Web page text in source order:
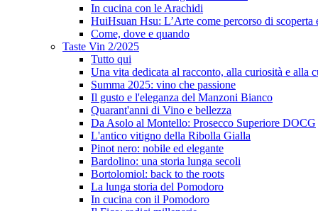
In cucina con le Arachidi
HuiHsuan Hsu: L’Arte come percorso di scoperta
Come, dove e quando
Taste Vin 2/2025
Tutto qui
Una vita dedicata al racconto, alla curiosità e alla
Summa 2025: vino che passione
Il gusto e l'eleganza del Manzoni Bianco
Quarant'anni di Vino e bellezza
Da Asolo al Montello: Prosecco Superiore DOCG
L'antico vitigno della Ribolla Gialla
Pinot nero: nobile ed elegante
Bardolino: una storia lunga secoli
Bortolomiol: back to the roots
La lunga storia del Pomodoro
In cucina con il Pomodoro